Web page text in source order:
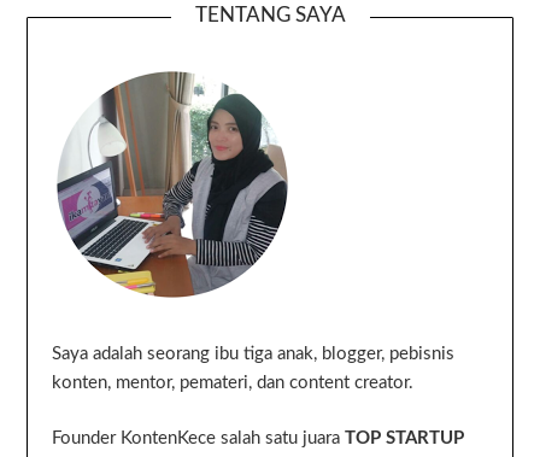
TENTANG SAYA
Saya adalah seorang ibu tiga anak, blogger, pebisnis
konten, mentor, pemateri, dan content creator.
Founder KontenKece salah satu juaraTOP STARTUP